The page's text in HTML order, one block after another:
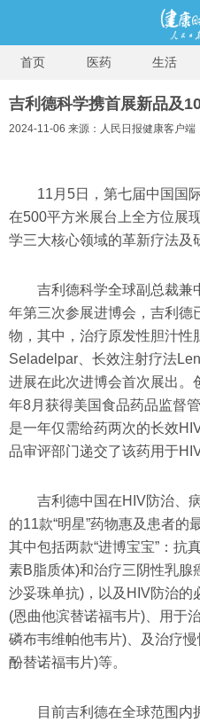
首页 医药 生活
吉利德科学携首展新品及
2024-11-06 来源：人民日报健康客户端
11月5日，第七届中国国
在500平方米展台上全方位展
学三大核心领域的革新疗法及
吉利德科学全球副总裁兼
年第三次参展进博会，吉利德
物，其中，治疗原发性胆汁性
Seladelpar、长效注射疗法
进展在此次进博会首次展出
年8月获得美国食品药品监督
是一年仅需给药两次的长效
品审评部门递交了该药用于
吉利德中国在HIV防治、
的11款“明星”药物惠及患者的
其中包括两款“进博宝宝”：抗
素B脂质体)和治疗三阴性乳腺
沙妥珠单抗)，以及HIV防治的
(恩曲他滨替诺福韦片)、用于
磷布韦维帕他韦片)、及治疗
酚替诺福韦片)等。
目前吉利德在全球范围